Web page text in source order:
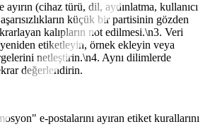
ayırın (cihaz türü, dil, aydınlatma, kullanıcı
küçük bir partisinin gözden
kalıpların not edilmesi.\n3. Veri
etiketleyin, örnek ekleyin veya
netleştirin.\n4. Aynı dilimlerde
değerlendirin.
e-postalarını ayıran etiket kurallarını